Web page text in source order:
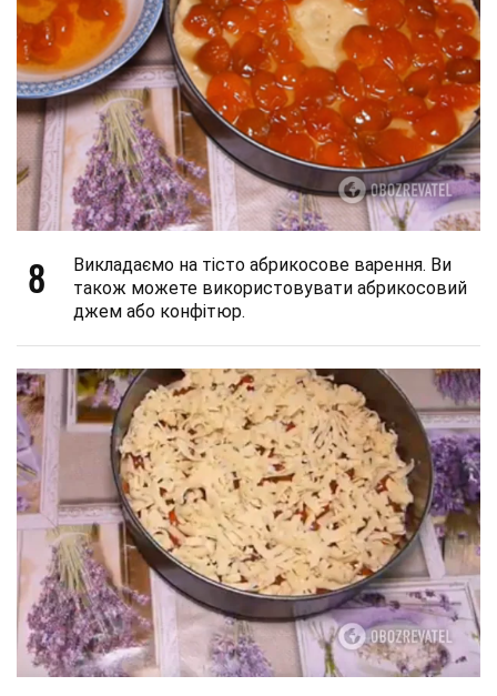
8
Викладаємо на тісто абрикосове варення. Ви
також можете використовувати абрикосовий
джем або конфітюр.